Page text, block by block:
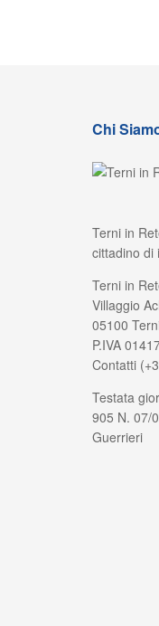
Chi
Terni in
cittadino di
Terni in
Villaggio
05100
P.IVA
Contatti
Testata
905 N. 07/
Guerrieri